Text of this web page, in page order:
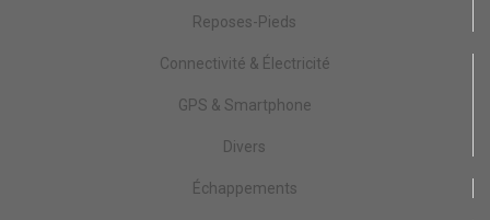
Reposes-Pieds
Connectivité & Électricité
GPS & Smartphone
Divers
Échappements